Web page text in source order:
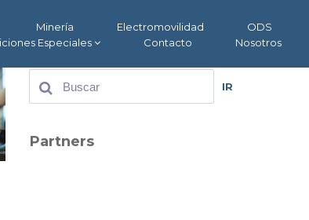
Minería Electromovilidad
ODS
Especiales Contacto
Nosotros
IR
Partners